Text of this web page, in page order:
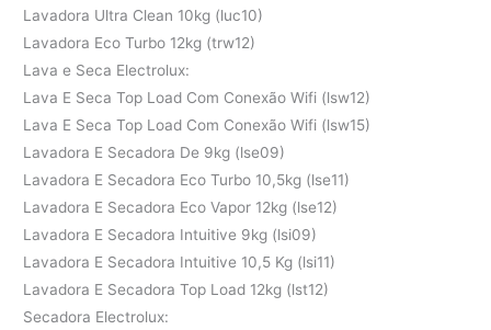
Lavadora Ultra Clean 10kg (luc10)
Lavadora Eco Turbo 12kg (trw12)
Lava e Seca Electrolux:
Lava E Seca Top Load Com Conexão Wifi (lsw12)
Lava E Seca Top Load Com Conexão Wifi (lsw15)
Lavadora E Secadora De 9kg (lse09)
Lavadora E Secadora Eco Turbo 10,5kg (lse11)
Lavadora E Secadora Eco Vapor 12kg (lse12)
Lavadora E Secadora Intuitive 9kg (lsi09)
Lavadora E Secadora Intuitive 10,5 Kg (lsi11)
Lavadora E Secadora Top Load 12kg (lst12)
Secadora Electrolux: